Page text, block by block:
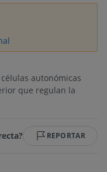
autonómicas
que regulan la
REPORTAR